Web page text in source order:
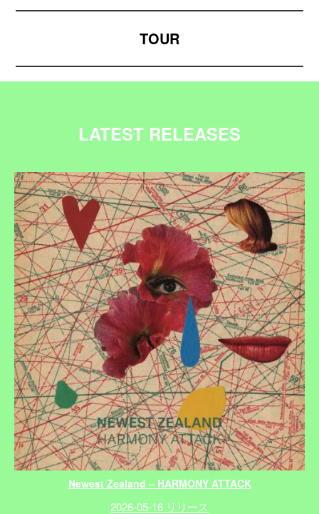
TOUR
LATEST RELEASES
Newest Zealand – HARMONY ATTACK
2026-05-16 リリース